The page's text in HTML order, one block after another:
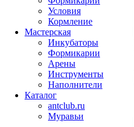
Условия
Кормление
Мастерская
Инкубаторы
Формикарии
Арены
Инструменты
Наполнители
Каталог
antclub.ru
Муравьи